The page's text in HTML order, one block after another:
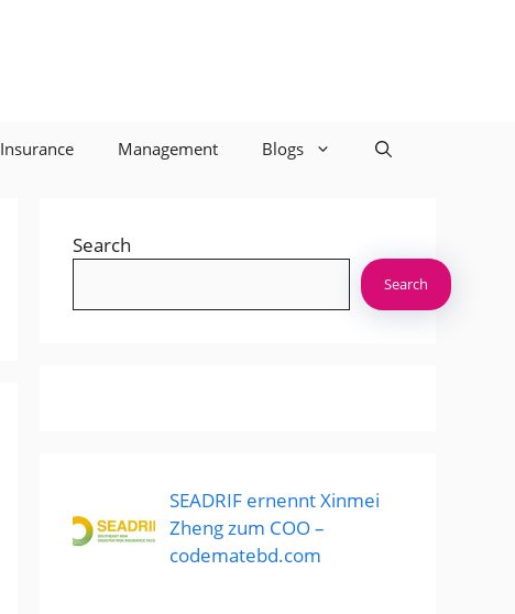
Insurance Management Blogs
Search
Search
SEADRIF ernennt Xinmei
Zheng zum COO –
codematebd.com